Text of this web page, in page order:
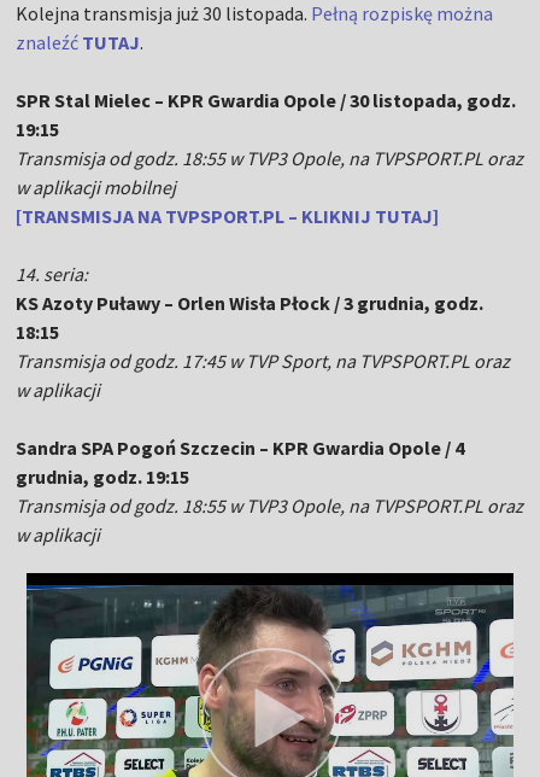
Kolejna transmisja już 30 listopada. Pełną rozpiskę można
znaleźć TUTAJ.
SPR Stal Mielec – KPR Gwardia Opole / 30 listopada, godz.
19:15
Transmisja od godz. 18:55 w TVP3 Opole, na TVPSPORT.PL oraz
w aplikacji mobilnej
[TRANSMISJA NA TVPSPORT.PL – KLIKNIJ TUTAJ]
14. seria:
KS Azoty Puławy – Orlen Wisła Płock / 3 grudnia, godz.
18:15
Transmisja od godz. 17:45 w TVP Sport, na TVPSPORT.PL oraz
w aplikacji
Sandra SPA Pogoń Szczecin – KPR Gwardia Opole / 4
grudnia, godz. 19:15
Transmisja od godz. 18:55 w TVP3 Opole, na TVPSPORT.PL oraz
w aplikacji